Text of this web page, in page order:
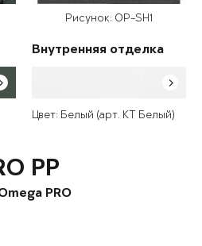
Рисунок: OP-SH1
Внутренняя отделка
Цвет: Белый (арт. КТ Белый)
PP
PRO